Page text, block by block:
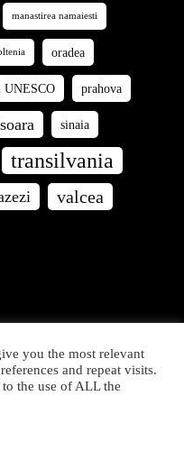
manastirea namaiesti
oradea
UNESCO prahova
sinaia
transilvania
valcea
și fotografiile de
prin România. Toate
you the most relevant
and repeat visits.
the use of ALL the